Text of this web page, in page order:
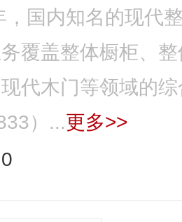
，国内知名的现代
覆盖整体橱柜、
代木门等领域的
）...更多>>
0